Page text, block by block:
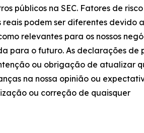
públicos na SEC. Fatores de risco
podem ser diferentes devido
relevantes para os nossos
para o futuro. As declarações de
ou obrigação de atualizar
na nossa opinião ou
ou correção de quaisquer